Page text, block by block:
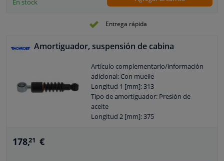
En stock
Entrega rápida
Amortiguador, suspensión de cabina
Artículo complementario/información
adicional: Con muelle
Longitud 1 [mm]: 313
Tipo de amortiguador: Presión de
aceite
Longitud 2 [mm]: 375
178,21 €